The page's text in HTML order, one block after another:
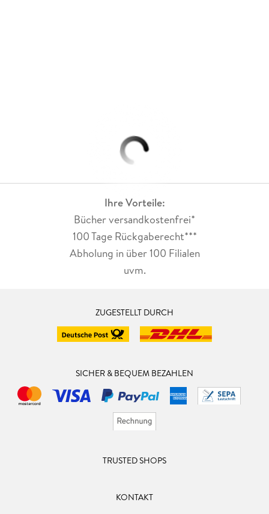
Ihre Vorteile:
Bücher versandkostenfrei*
100 Tage Rückgaberecht***
Abholung in über 100 Filialen
uvm.
ZUGESTELLT DURCH
SICHER & BEQUEM BEZAHLEN
TRUSTED SHOPS
KONTAKT